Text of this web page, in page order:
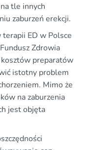
tle innych
zaburzeń erekcji.
ED w Polsce
Zdrowia
preparatów
istotny problem
Mimo że
na zaburzenia
jest objęta